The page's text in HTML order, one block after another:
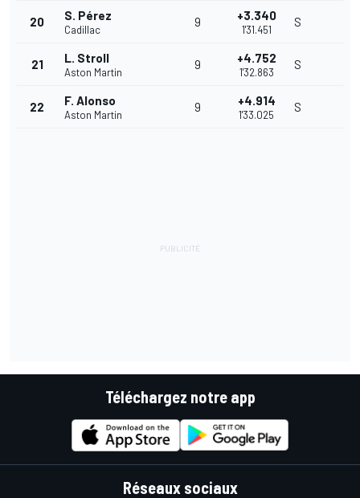
20 S. Pérez
Cadillac
9 +3.340
1'31.451
S
21 L. Stroll
Aston Martin
9 +4.752
1'32.863
S
22 F. Alonso
Aston Martin
9 +4.914
1'33.025
S
Téléchargez notre app
Réseaux sociaux